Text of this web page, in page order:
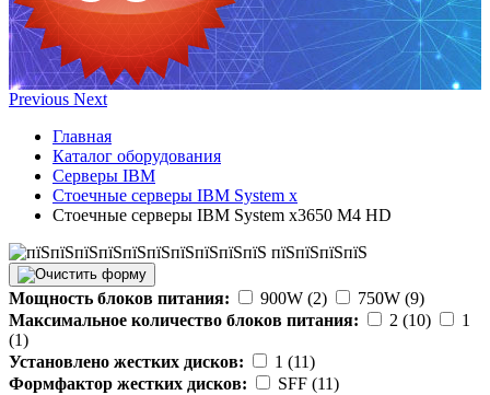
Previous Next
Главная
Каталог оборудования
Серверы IBM
Стоечные серверы IBM System x
Стоечные серверы IBM System x3650 M4 HD
Мощность блоков питания: 900W (2)
750W (9)
Максимальное количество блоков питания:
2 (10)
1
(1)
Установлено жестких дисков:
1 (11)
Формфактор жестких дисков:
SFF (11)